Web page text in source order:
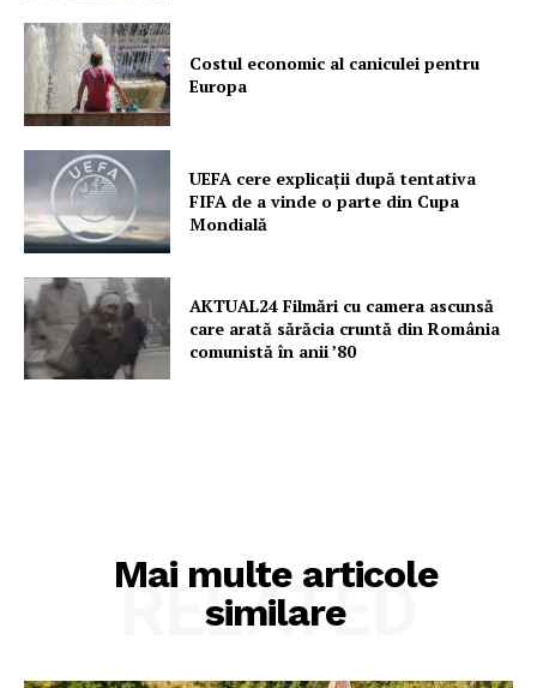
Costul economic al caniculei pentru
Europa
UEFA cere explicații după tentativa
FIFA de a vinde o parte din Cupa
Mondială
AKTUAL24 Filmări cu camera ascunsă
care arată sărăcia cruntă din România
comunistă în anii ’80
Mai multe articole
similare
RELATED